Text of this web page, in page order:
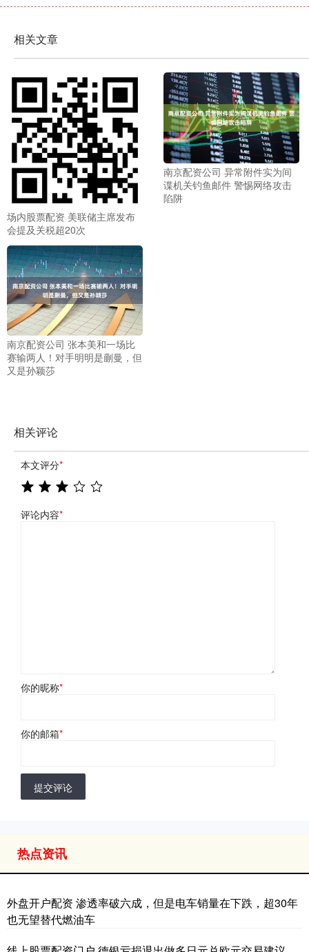
相关文章
场内股票配资 美联储主席发布
会提及关税超20次
南京配资公司 异常附件实为间
谍机关钓鱼邮件 警惕网络攻击
陷阱
南京配资公司 张本美和一场比
赛输两人！对手明明是蒯曼，但
又是孙颖莎
相关评论
本文评分*
评论内容*
你的昵称*
你的邮箱*
提交评论
热点资讯
外盘开户配资 渗透率破六成，但是电车销量在下跌，超30年
也无望替代燃油车